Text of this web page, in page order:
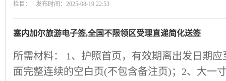
栏目： 发布时间：2025-08-19 22:53
塞内加尔旅游电子签,全国不限领区受理直递简化送签
所需材料： 1、护照首页，有效期离出发日期
面完整连续的空白页(不包含备注页)；2、大一